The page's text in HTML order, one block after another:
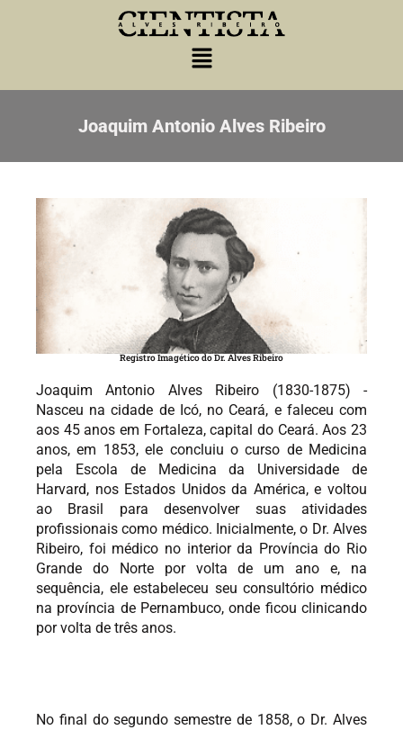
Joaquim Antonio Alves Ribeiro
Registro Imagético do Dr. Alves Ribeiro
Joaquim Antonio Alves Ribeiro (1830-1875) -
Nasceu na cidade de Icó, no Ceará, e faleceu com
aos 45 anos em Fortaleza, capital do Ceará. Aos 23
anos, em 1853, ele concluiu o curso de Medicina
pela Escola de Medicina da Universidade de
Harvard, nos Estados Unidos da América, e voltou
ao Brasil para desenvolver suas atividades
profissionais como médico. Inicialmente, o Dr. Alves
Ribeiro, foi médico no interior da Província do Rio
Grande do Norte por volta de um ano e, na
sequência, ele estabeleceu seu consultório médico
na província de Pernambuco, onde ficou clinicando
por volta de três anos.
No final do segundo semestre de 1858, o Dr. Alves